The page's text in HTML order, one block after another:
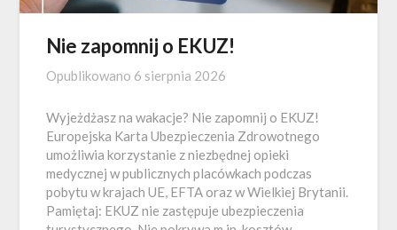
Nie zapomnij o EKUZ!
Opublikowano 6 sierpnia 2026
Wyjeżdżasz na wakacje? Nie zapomnij o EKUZ!
Europejska Karta Ubezpieczenia Zdrowotnego
umożliwia korzystanie z niezbędnej opieki
medycznej w publicznych placówkach podczas
pobytu w krajach UE, EFTA oraz w Wielkiej Brytanii.
Pamiętaj: EKUZ nie zastępuje ubezpieczenia